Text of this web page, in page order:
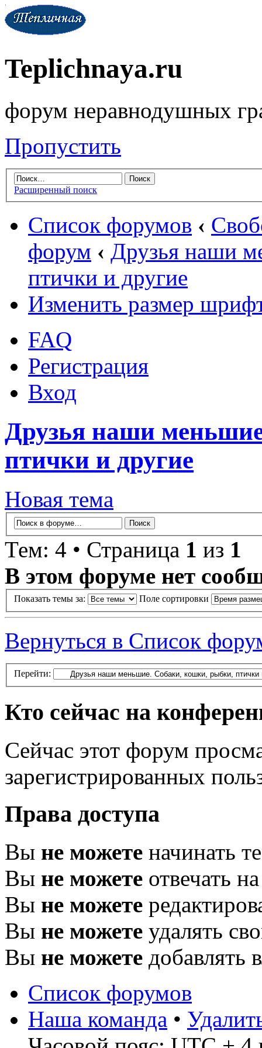
Teplichnaya.ru
форум неравнодушных
Пропустить
Расширенный поиск
Список форумов ‹
форум ‹ Друзья наши
птички и другие
Изменить размер
FAQ
Регистрация
Вход
Друзья наши
птички и другие
Новая тема
Тем: 4 • Страница 1 из 1
В этом форуме нет
Показать темы за: Поле сортировки
Вернуться в Список
Перейти:
Кто сейчас на
Сейчас этот форум
зарегистрированных
Права доступа
Вы не можете начинать
Вы не можете отвечать
Вы не можете
Вы не можете удалять
Вы не можете добавлять
Список форумов
Наша команда •